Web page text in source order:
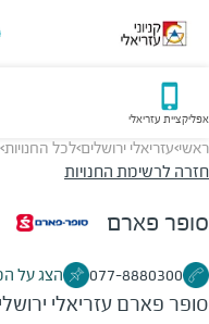
אפליקציית עזריאלי
ראשי>עזריאלי ירושלים>לכל החנויות>
חזרה לרשימת החנויות
סופר פארם
077-8880300 הצג על
סופר פארם עזריאלי